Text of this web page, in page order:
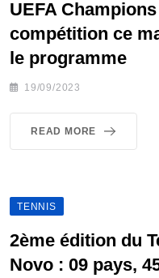
UEFA
compétition ce
le programme
19/09/2023
READ MORE
TENNIS
2ème édition du
Novo : 09 pays,